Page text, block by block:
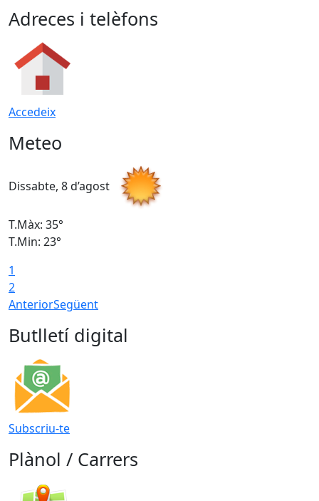
Adreces i telèfons
Accedeix
Meteo
Dissabte, 8 d’agost
T.Màx: 35°
T.Min: 23°
1
2
AnteriorSegüent
Butlletí digital
Subscriu-te
Plànol / Carrers